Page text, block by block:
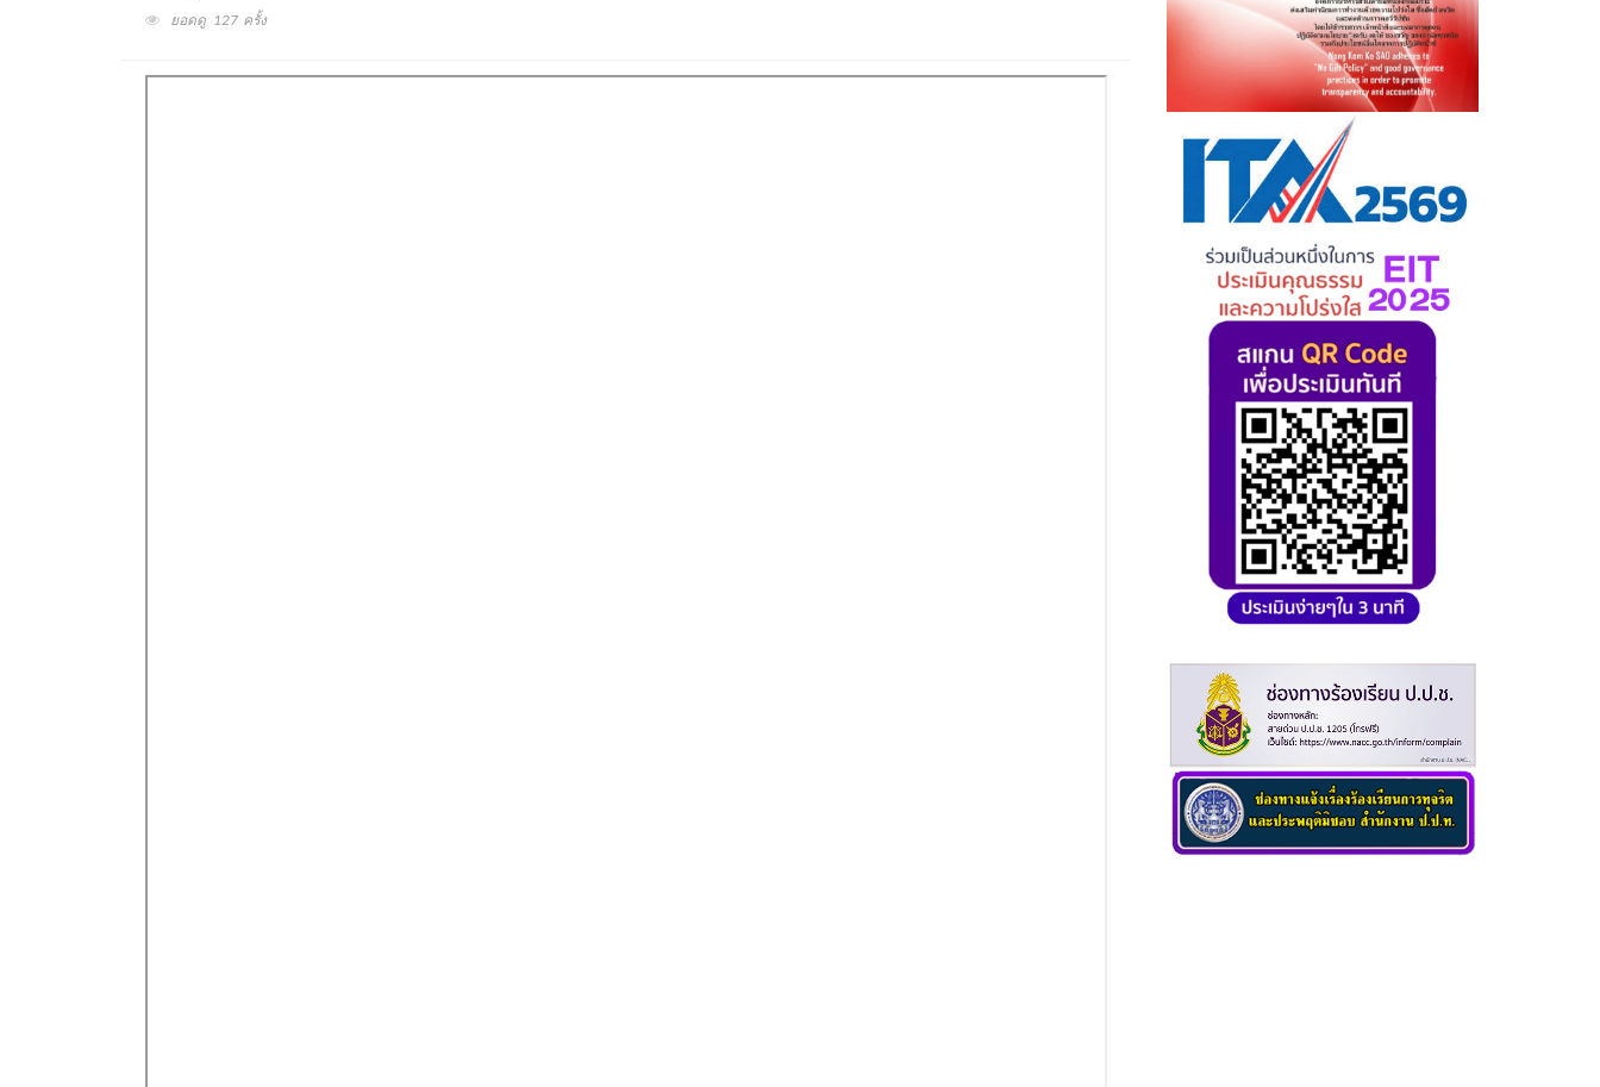
ยอดดู 127 ครั้ง